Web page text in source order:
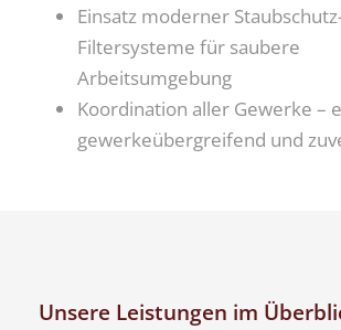
Einsatz moderner
Filtersysteme für saubere
Arbeitsumgebung
Koordination aller Gewerke –
gewerkeübergreifend und
Unsere Leistungen im